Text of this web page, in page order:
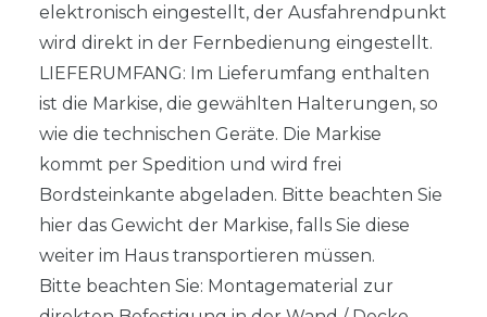
elektronisch eingestellt, der Ausfahrendpunkt
wird direkt in der Fernbedienung eingestellt.
LIEFERUMFANG: Im Lieferumfang enthalten
ist die Markise, die gewählten Halterungen, so
wie die technischen Geräte. Die Markise
kommt per Spedition und wird frei
Bordsteinkante abgeladen. Bitte beachten Sie
hier das Gewicht der Markise, falls Sie diese
weiter im Haus transportieren müssen.
Bitte beachten Sie: Montagematerial zur